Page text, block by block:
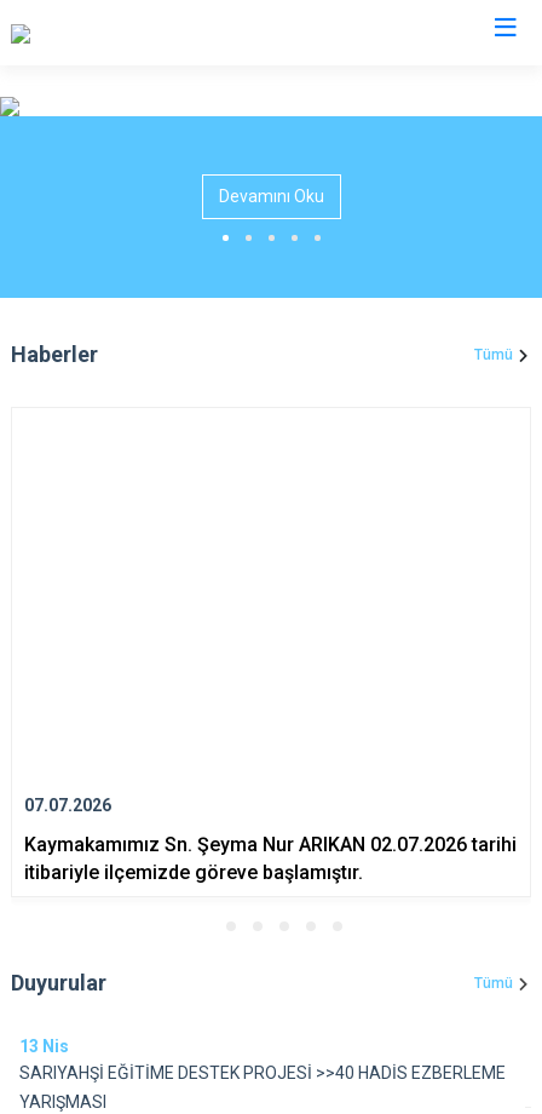
Güzelyurt
Ortaköy
Devamını Oku
Haberler Tümü
07.07.2026
Kaymakamımız Sn. Şeyma Nur ARIKAN 02.07.2026 tarihi
itibariyle ilçemizde göreve başlamıştır.
Duyurular Tümü
13 Nis
SARIYAHŞİ EĞİTİME DESTEK PROJESİ >>40 HADİS EZBERLEME
YARIŞMASI